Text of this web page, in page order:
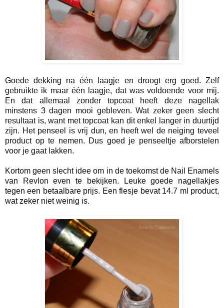
Goede dekking na één laagje en droogt erg goed. Zelf
gebruikte ik maar één laagje, dat was voldoende voor mij.
En dat allemaal zonder topcoat heeft deze nagellak
minstens 3 dagen mooi gebleven. Wat zeker geen slecht
resultaat is, want met topcoat kan dit enkel langer in duurtijd
zijn. Het penseel is vrij dun, en heeft wel de neiging teveel
product op te nemen. Dus goed je penseeltje afborstelen
voor je gaat lakken.
Kortom geen slecht idee om in de toekomst de Nail Enamels
van Revlon even te bekijken. Leuke goede nagellakjes
tegen een betaalbare prijs. Een flesje bevat 14.7 ml product,
wat zeker niet weinig is.